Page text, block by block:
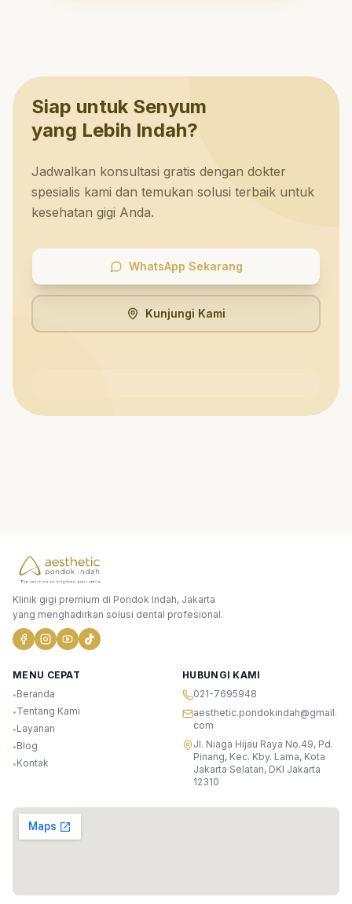
Siap untuk Senyum
yang Lebih Indah?
Jadwalkan konsultasi gratis dengan dokter
spesialis kami dan temukan solusi terbaik untuk
kesehatan gigi Anda.
WhatsApp Sekarang
Kunjungi Kami
Klinik gigi premium di Pondok Indah, Jakarta
yang menghadirkan solusi dental profesional.
MENU CEPAT
•Beranda
•Tentang Kami
•Layanan
•Blog
•Kontak
HUBUNGI KAMI
021-7695948
aesthetic.pondokindah@gmail.
com
Jl. Niaga Hijau Raya No.49, Pd.
Pinang, Kec. Kby. Lama, Kota
Jakarta Selatan, DKI Jakarta
12310